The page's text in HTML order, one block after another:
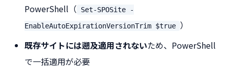
PowerShell（
Set-SPOSite -
EnableAutoExpirationVersionTrim $true ）
既存サイトには遡及適用されないため、PowerShell
で一括適用が必要